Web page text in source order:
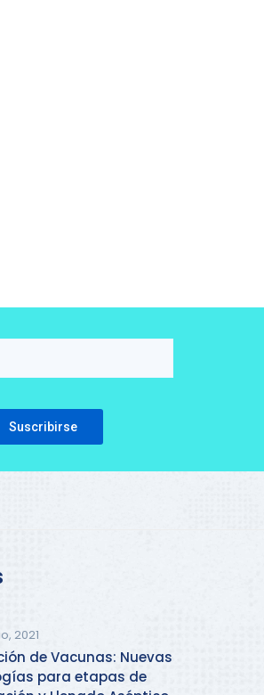
leave this field empty.
2021
de Vacunas: Nuevas
para etapas de